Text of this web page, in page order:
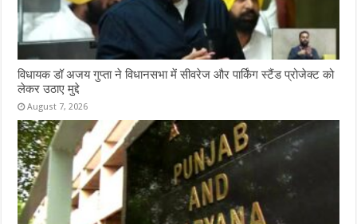
विधायक डॉ अजय गुप्ता ने विधानसभा में सीवरेज और पार्किंग स्टैंड प्रोजेक्ट को
लेकर उठाए मुद्दे
August 7, 2026